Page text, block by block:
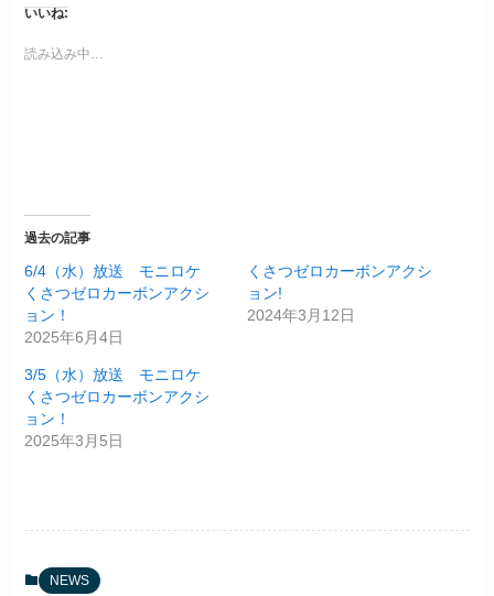
いいね:
読み込み中…
過去の記事
6/4（水）放送 モニロケ
くさつゼロカーボンアクシ
ョン！
2025年6月4日
くさつゼロカーボンアクシ
ョン!
2024年3月12日
3/5（水）放送 モニロケ
くさつゼロカーボンアクシ
ョン！
2025年3月5日
NEWS